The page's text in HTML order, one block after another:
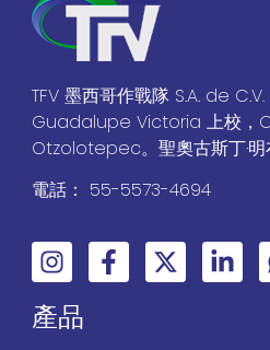
TFV 墨西哥作戰隊 S.A. de C.V.
Guadalupe Victoria 上校，
Otzolotepec。聖奧古斯丁·明
電話： 55-5573-4694
產品